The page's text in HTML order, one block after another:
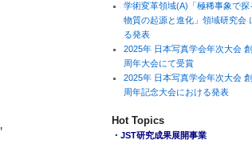
学術変革領域(A)「極稀事象で探
物質の起源と進化」領域研究会
る発表
2025年 日本写真学会年次大会
周年大会にて受賞
2025年 日本写真学会年次大会
周年記念大会における発表
Hot Topics
・JST研究成果展開事業